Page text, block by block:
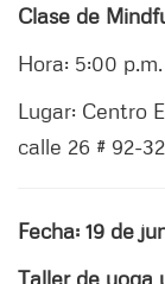
Clase de
Hora: 5:00 p.m.
Lugar: Centro
calle 26 # 92-32
Fecha: 19 de
Taller de yoga